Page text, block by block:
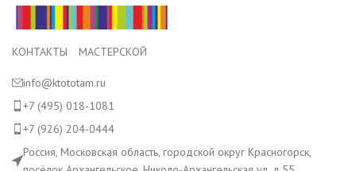
КОНТАКТЫ МАСТЕРСКОЙ
info@ktototam.ru
+7 (495) 018-1081
+7 (926) 204-0444
Россия, Московская область, городской округ Красногорск,